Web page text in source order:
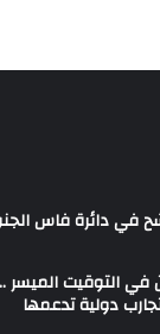
في دائرة فاس
التوقيت الميسر
دولية تدعمها